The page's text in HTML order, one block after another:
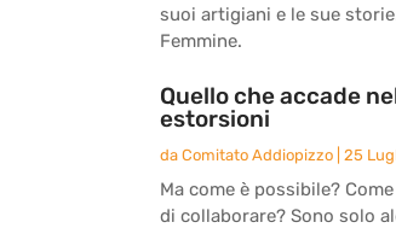
suoi artigiani e le sue
Femmine.
Quello che accade
estorsioni
da Comitato Addiopizzo 25
Ma come è possibile?
di collaborare? Sono solo